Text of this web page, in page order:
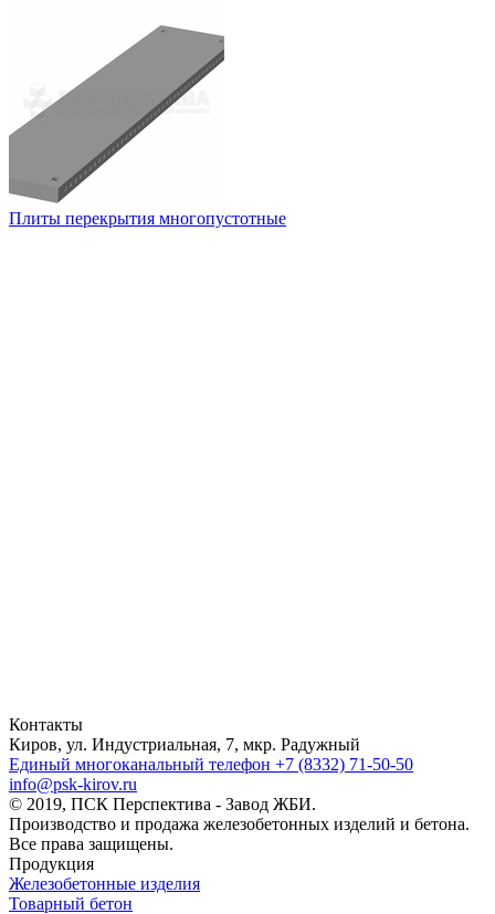
Плиты перекрытия многопустотные
Контакты
Киров, ул. Индустриальная, 7, мкр. Радужный
Единый многоканальный телефон +7 (8332) 71-50-50
info@psk-kirov.ru
© 2019, ПСК Перспектива - Завод ЖБИ.
Производство и продажа железобетонных изделий и бетона.
Все права защищены.
Продукция
Железобетонные изделия
Товарный бетон